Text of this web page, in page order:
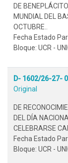
DE
MUNDIAL DEL
OCTUBRE..
Fecha Estado
Bloque: UCR -
D- 1602/26-27- 0
Original
DE
DEL DÍA
CELEBRARSE
Fecha Estado
Bloque: UCR -